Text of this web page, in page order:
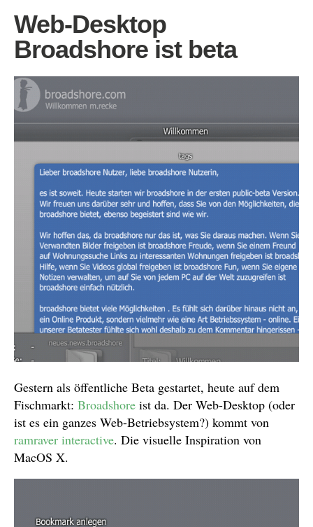
Web-Desktop
Broadshore ist beta
Gestern als öffentliche Beta gestartet, heute auf dem
Fischmarkt: Broadshore ist da. Der Web-Desktop (oder
ist es ein ganzes Web-Betriebsystem?) kommt von
ramraver interactive. Die visuelle Inspiration von
MacOS X.